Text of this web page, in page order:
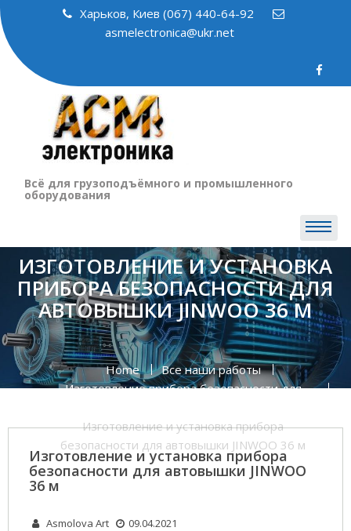
Skip
to
content
Харьков, Киев (067) 440-64-92
asmelectronica@ukr.net
Всё для грузоподъёмного и промышленного
оборудования
ИЗГОТОВЛЕНИЕ И УСТАНОВКА
ПРИБОРА БЕЗОПАСНОСТИ ДЛЯ
АВТОВЫШКИ JINWOO 36 М
Home
Все наши работы
Изготовление прибора безопасности для
Изготовление и установка прибора
безопасности для автовышки JINWOO 36 м
Изготовление и установка прибора
безопасности для автовышки JINWOO
36 м
Asmolova Art 09.04.2021